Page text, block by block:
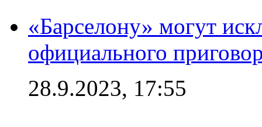
«Барселону» могут
официального
28.9.2023, 17:55